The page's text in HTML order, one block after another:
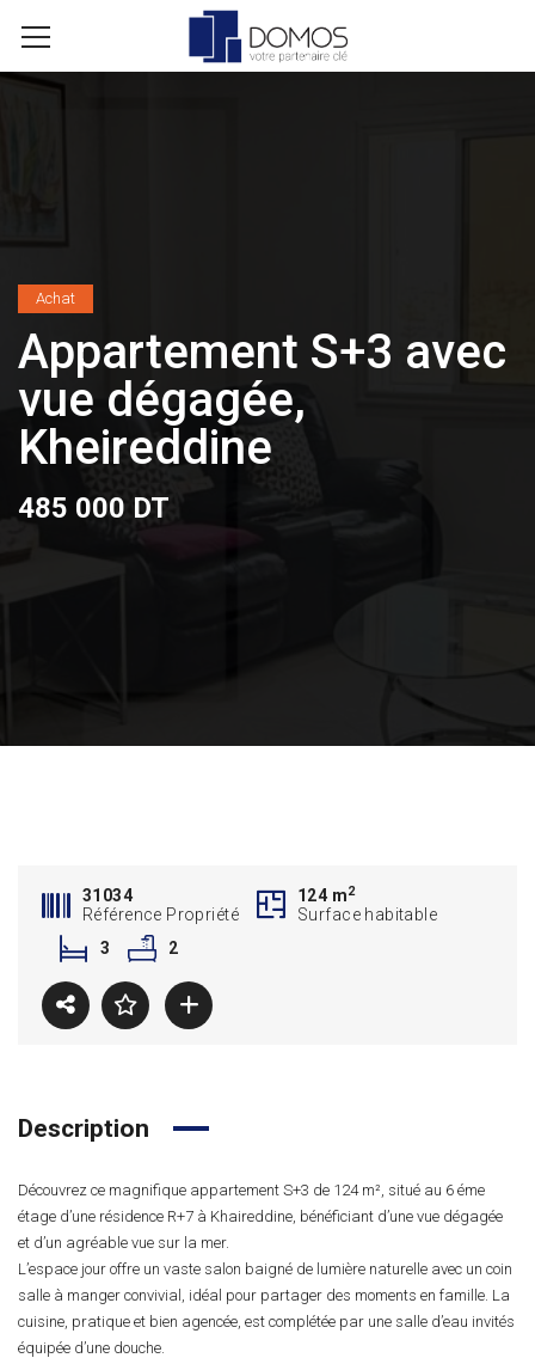
Achat
Appartement S+3 avec
vue dégagée,
Kheireddine
485 000 DT
31034
Référence Propriété
124 m2
Surface habitable
3
2
Description
Découvrez ce magnifique appartement S+3 de 124 m², situé au 6 éme
étage d’une résidence R+7 à Khaireddine, bénéficiant d’une vue dégagée
et d’un agréable vue sur la mer.
L’espace jour offre un vaste salon baigné de lumière naturelle avec un coin
salle à manger convivial, idéal pour partager des moments en famille. La
cuisine, pratique et bien agencée, est complétée par une salle d’eau invités
équipée d’une douche.